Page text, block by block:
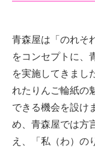
青森屋は「のれそ
をコンセプトに、
を実施してきまし
れたりんご輪紙の
できる機会を設け
め、青森屋では方
え、「私（わ）の